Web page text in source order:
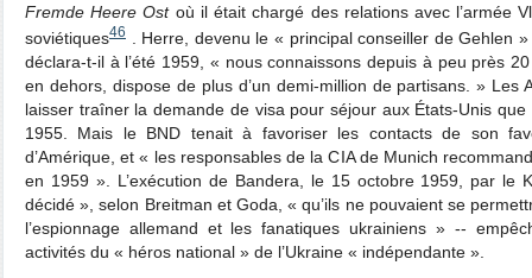
Fremde Heere Ostoù il était chargé des relations avec l’armée
soviétiques46
. Herre, devenu le « principal conseiller de Gehlen
déclara-t-il à l’été 1959, « nous connaissons depuis à peu près
en dehors, dispose de plus d’un demi-million de partisans. » Les
laisser traîner la demande de visa pour séjour aux États-Unis
1955. Mais le BND tenait à favoriser les contacts de son
d’Amérique, et « les responsables de la CIA de Munich
en 1959 ». L’exécution de Bandera, le 15 octobre 1959, par le
décidé », selon Breitman et Goda, « qu’ils ne pouvaient se
l’espionnage allemand et les fanatiques ukrainiens » ‑‑
activités du « héros national » de l’Ukraine « indépendante ».